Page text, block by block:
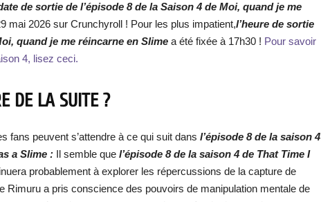
de sortie de l’épisode 8 de la Saison 4 de Moi, quand je me
mai 2026 sur Crunchyroll ! Pour les plus impatient,l’heure de sortie
quand je me réincarne en Slime a été fixée à 17h30 ! Pour savoir
4, lisez ceci.
DE LA SUITE ?
fans peuvent s’attendre à ce qui suit dans l’épisode 8 de la saison 4
a Slime : Il semble que l’épisode 8 de la saison 4 de That Time I
probablement à explorer les répercussions de la capture de
Rimuru a pris conscience des pouvoirs de manipulation mentale de